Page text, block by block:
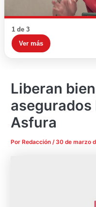
1 de 3
Ver más
Liberan
Asfura
Por Redacción/ 30 de marzo